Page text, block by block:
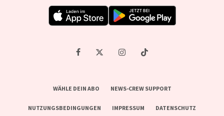
WÄHLE DEIN ABO NEWS-CREW SUPPORT
NUTZUNGSBEDINGUNGEN IMPRESSUM DATENSCHUTZ